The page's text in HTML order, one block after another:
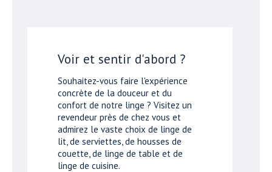
Voir et sentir d'abord ?
Souhaitez-vous faire l'expérience
concrète de la douceur et du
confort de notre linge ? Visitez un
revendeur près de chez vous et
admirez le vaste choix de linge de
lit, de serviettes, de housses de
couette, de linge de table et de
linge de cuisine.